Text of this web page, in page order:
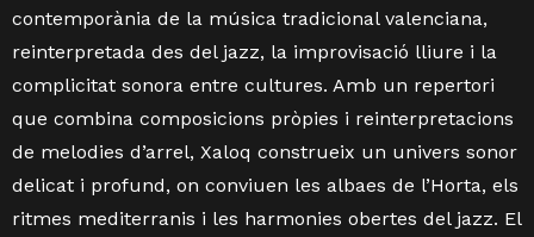
contemporània de la música tradicional valenciana,
reinterpretada des del jazz, la improvisació lliure i la
complicitat sonora entre cultures. Amb un repertori
que combina composicions pròpies i reinterpretacions
de melodies d’arrel, Xaloq construeix un univers sonor
delicat i profund, on conviuen les albaes de l’Horta, els
ritmes mediterranis i les harmonies obertes del jazz. El